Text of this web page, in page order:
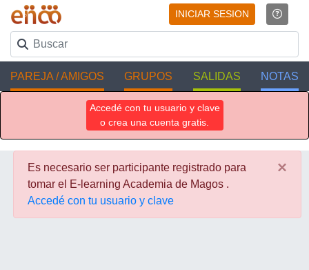
INICIAR SESION
PAREJA / AMIGOS GRUPOS SALIDAS NOTAS
Accedé con tu usuario y clave
o crea una cuenta gratis.
Es necesario ser participante registrado para
tomar el E-learning Academia de Magos .
Accedé con tu usuario y clave
×